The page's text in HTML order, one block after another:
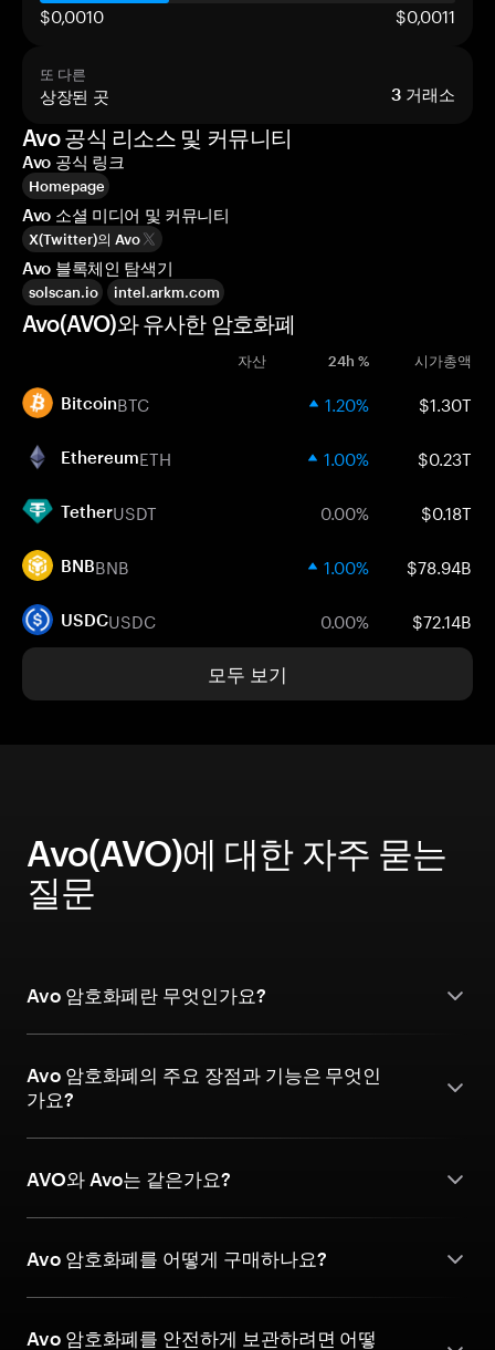
$0,0010 $0,0011
또 다른
상장된 곳 3 거래소
Avo 공식 리소스 및 커뮤니티
Avo 공식 링크
Homepage
Avo 소셜 미디어 및 커뮤니티
X(Twitter)의 Avo
Avo 블록체인 탐색기
solscan.io intel.arkm.com
Avo(AVO)와 유사한 암호화폐
자산 24h % 시가총액
BitcoinBTC 1.20% $1.30T
EthereumETH 1.00% $0.23T
TetherUSDT 0.00% $0.18T
BNBBNB 1.00% $78.94B
USDCUSDC 0.00% $72.14B
모두 보기
Avo(AVO)에 대한 자주 묻는
질문
Avo 암호화폐란 무엇인가요?
Avo 암호화폐의 주요 장점과 기능은 무엇인
가요?
AVO와 Avo는 같은가요?
Avo 암호화폐를 어떻게 구매하나요?
Avo 암호화폐를 안전하게 보관하려면 어떻